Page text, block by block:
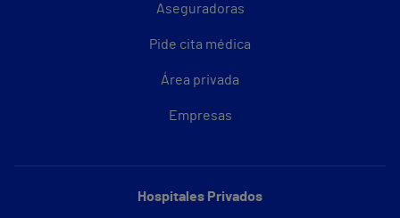
Aseguradoras
Pide cita médica
Área privada
Empresas
Hospitales Privados